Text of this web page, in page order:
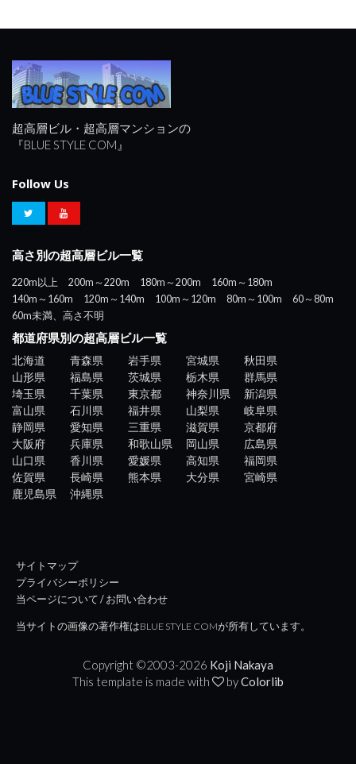
超高層ビル・超高層マンションの
『BLUE STYLE COM』
Follow Us
高さ別の超高層ビル一覧
220m以上 200m～220m 180m～200m
160m～180m
140m～160m
120m～140m 100m～120m 80m～100m
60～80m
60m未満、高さ不明
都道府県別の超高層ビル一覧
北海道 青森県 岩手県 宮城県
秋田県
山形県
福島県 茨城県 栃木県
群馬県
埼玉県
千葉県 東京都 神奈川県
新潟県
富山県
石川県 福井県 山梨県
岐阜県
静岡県
愛知県 三重県 滋賀県
京都府
大阪府
兵庫県 和歌山県 岡山県
広島県
山口県
香川県 愛媛県 高知県
福岡県
佐賀県
長崎県 熊本県 大分県
宮崎県
鹿児島県
沖縄県
サイトマップ
プライバシーポリシー
当ページについて / お問い合わせ
当サイトの画像の著作権はBLUE STYLE COMが所有しています。
Copyright ©2003-2026 Koji Nakaya
This template is made with
byColorlib